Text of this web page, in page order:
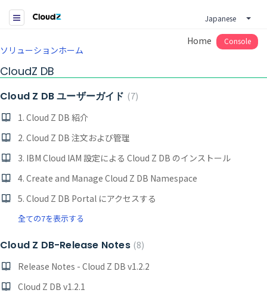
Japanese
Home Console
ソリューションホーム
CloudZ DB
Cloud Z DB ユーザーガイド
7
1. Cloud Z DB 紹介
2. Cloud Z DB 注文および管理
3. IBM Cloud IAM 設定による Cloud Z DB のインストール
4. Create and Manage Cloud Z DB Namespace
5. Cloud Z DB Portal にアクセスする
全ての7を表示する
Cloud Z DB-Release Notes 8
Release Notes - Cloud Z DB v1.2.2
Cloud Z DB v1.2.1